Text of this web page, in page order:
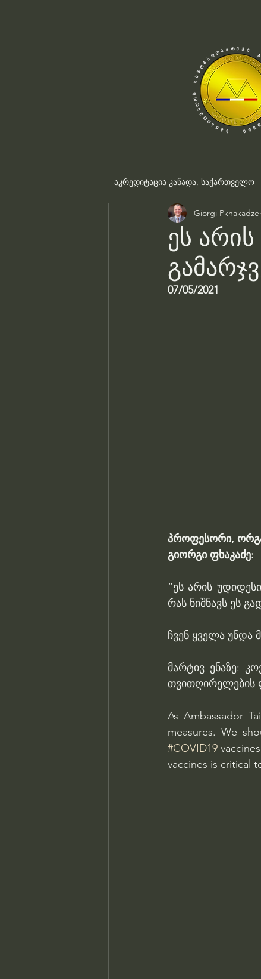
აკრედიტაცია კანადა, საქართველო
ეს
Giorgi Pkhakadze
07/05/2021
პროფესორი,
გიორგი ფხაკაძე:
“ეს არის
რას ნიშნავს ეს
ჩვენ ყველა უნდა
მარტივ ენაზე:
თვითღირელების
As Ambassador
#COVID19
vaccines is critical